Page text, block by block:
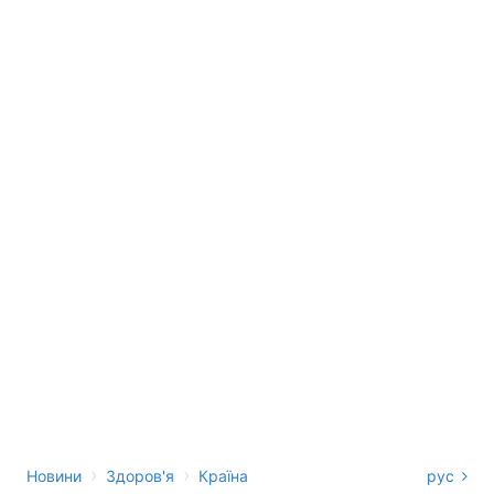
Новини › Здоров'я › Країна рус